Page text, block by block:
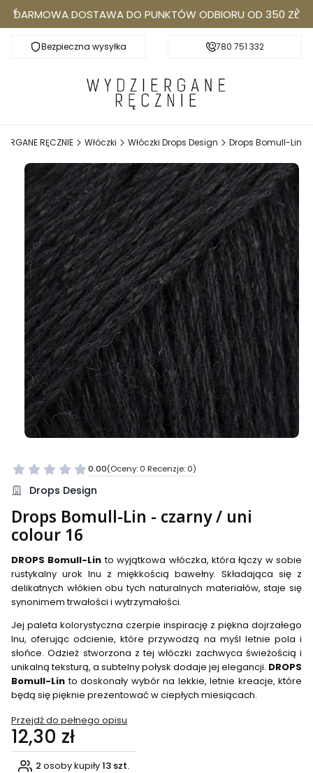
DARMOWA DOSTAWA DO PUNKTÓW ODBIORU OD 350 ZŁ
Bezpieczna wysyłkaDarmowa dostawa do Punktów Odbioru od
780 751 332
RĘCZNIE Włóczki Włóczki Drops Design Drops Bomull-Lin
0.00(Oceny: 0 Recenzje: 0)
Przejdź do sekcji Opinie
Drops Design
Drops Bomull-Lin - czarny / uni
colour 16
DROPS Bomull-Lin to wyjątkowa włóczka, która łączy w sobie
rustykalny urok lnu z miękkością bawełny. Składająca się z
delikatnych włókien obu tych naturalnych materiałów, staje się
synonimem trwałości i wytrzymałości.
Jej paleta kolorystyczna czerpie inspirację z piękna dojrzałego
lnu, oferując odcienie, które przywodzą na myśl letnie pola i
słońce. Odzież stworzona z tej włóczki zachwyca świeżością i
unikalną teksturą, a subtelny połysk dodaje jej elegancji. DROPS
Bomull-Lin to doskonały wybór na lekkie, letnie kreacje, które
będą się pięknie prezentować w ciepłych miesiącach.
Przejdź do pełnego opisu
Cena
12,30 zł
2 osoby kupiły13 szt.